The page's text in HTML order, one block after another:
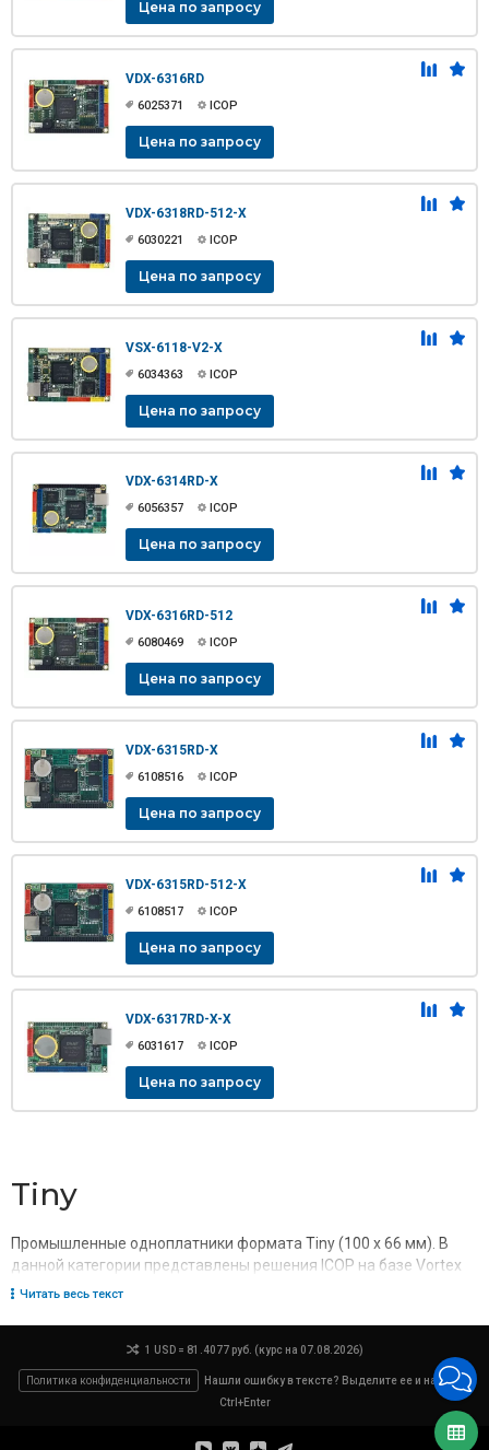
Цена по запросу
VDX-6316RD
6025371 ICOP
Цена по запросу
VDX-6318RD-512-X
6030221 ICOP
Цена по запросу
VSX-6118-V2-X
6034363 ICOP
Цена по запросу
VDX-6314RD-X
6056357 ICOP
Цена по запросу
VDX-6316RD-512
6080469 ICOP
Цена по запросу
VDX-6315RD-X
6108516 ICOP
Цена по запросу
VDX-6315RD-512-X
6108517 ICOP
Цена по запросу
VDX-6317RD-X-X
6031617 ICOP
Цена по запросу
Tiny
Промышленные одноплатники формата Tiny (100 x 66 мм). В
данной категории представлены решения ICOP на базе Vortex
Читать весь текст
1 USD = 81.4077 руб. (курс на 07.08.2026)
Политика конфиденциальности
Нашли ошибку в тексте? Выделите ее и нажмите
Ctrl+Enter